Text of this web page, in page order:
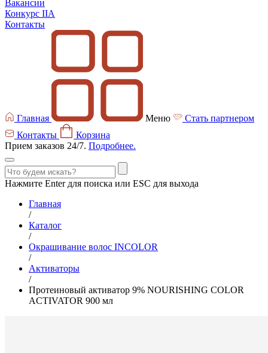
Вакансии
Конкурс IIA
Контакты
Главная Меню
Стать партнером
Контакты
Корзина
Прием заказов 24/7. Подробнее.
Нажмите Enter для поиска или ESC для выхода
Главная
/
Каталог
/
Окрашивание волос INCOLOR
/
Активаторы
/
Протеиновый активатор 9% NOURISHING COLOR
ACTIVATOR 900 мл